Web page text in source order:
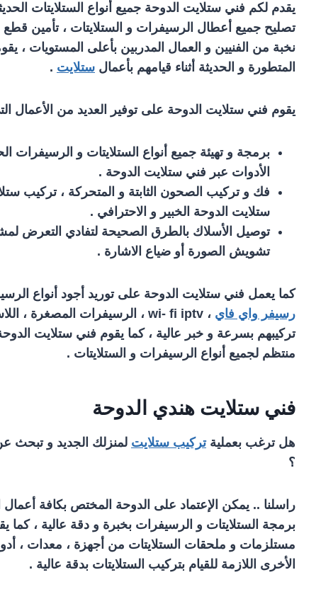
يقدم لكم فني ستلايت الدوحة جميع أنواع الستلايتات
تصليح جميع أعطال الرسيفرات و الستلايتات ، تأمين قطع
نخبة من الفنيين و العمال المدربين بأعلى المستويات ،
المتطورة و الحديثة أثناء قيامهم بأعمال ستلايت .
يقوم فني ستلايت الدوحة على توفير العديد من الأعمال
برمجة و تهيئة جميع أنواع الستلايتات و الرسيفرات
الأدوات عبر فني ستلايت الدوحة .
فك و تركيب الصحون الثابتة و المتحركة ، تركيب
ستلايت الدوحة الخبير و الاحترافي .
توصيل الأسلاك بالطرق الصحيحة لتفادي التعرض
تشويش الصورة أو ضياع الاشارة .
كما يعمل فني ستلايت الدوحة على توريد أجود أنواع
رسيفر واي فاي
تركيبهم بسرعة و خبر عالية ، كما يقوم فني ستلايت
منتظم لجميع أنواع الرسيفرات و الستلايتات .
فني ستلايت هندي الدوحة
هل ترغب بعمليةتركيب ستلايت لمنزلك الجديد و تبحث
؟
راسلنا .. يمكن الإعتماد على الدوحة المختص بكافة
برمجة الستلايتات و الرسيفرات بخبرة و دقة عالية ، كما
مستلزمات و ملحقات الستلايتات من أجهزة ، معدات ،
الأخرى اللازمة للقيام بتركيب الستلايتات بدقة عالية .